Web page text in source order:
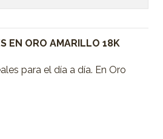
EN ORO AMARILLO 18K
para el día a día. En Oro